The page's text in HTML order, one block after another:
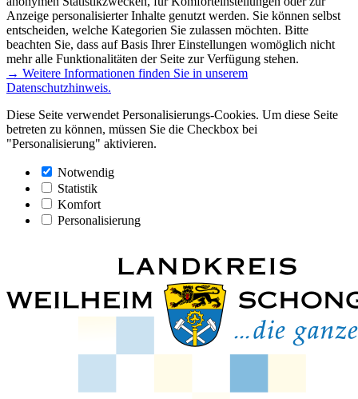
Anzeige personalisierter Inhalte genutzt werden. Sie können selbst
entscheiden, welche Kategorien Sie zulassen möchten. Bitte
beachten Sie, dass auf Basis Ihrer Einstellungen womöglich nicht
mehr alle Funktionalitäten der Seite zur Verfügung stehen.
→ Weitere Informationen finden Sie in unserem
Datenschutzhinweis.
Diese Seite verwendet Personalisierungs-Cookies. Um diese Seite
betreten zu können, müssen Sie die Checkbox bei
"Personalisierung" aktivieren.
Notwendig
Statistik
Komfort
Personalisierung